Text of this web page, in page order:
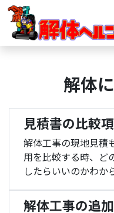
解体
見積書の比較
解体工事の現地見積
用を比較する時、ど
したらいいのかわか
解体工事の追